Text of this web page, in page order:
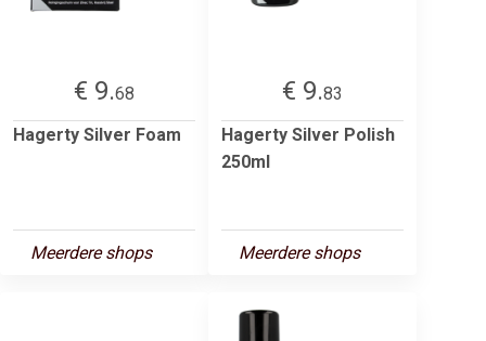
€ 9.68
Hagerty Silver Foam
Meerdere shops
€ 9.83
Hagerty Silver Polish
250ml
Meerdere shops